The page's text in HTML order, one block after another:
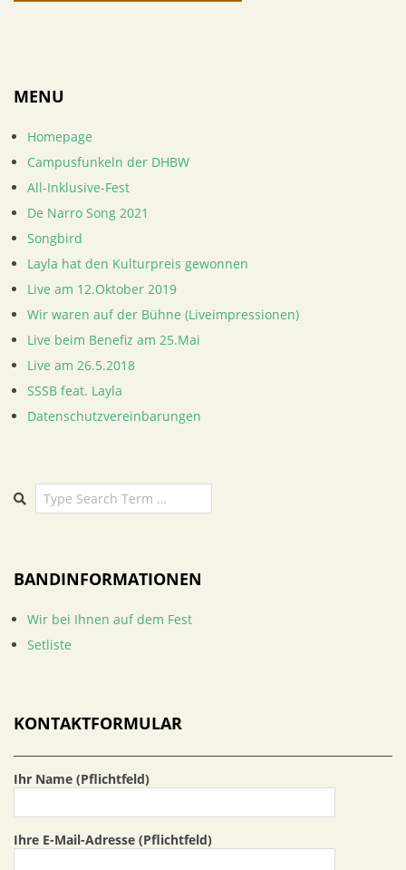
MENU
Homepage
Campusfunkeln der DHBW
All-Inklusive-Fest
De Narro Song 2021
Songbird
Layla hat den Kulturpreis gewonnen
Live am 12.Oktober 2019
Wir waren auf der Bühne (Liveimpressionen)
Live beim Benefiz am 25.Mai
Live am 26.5.2018
SSSB feat. Layla
Datenschutzvereinbarungen
Search
BANDINFORMATIONEN
Wir bei Ihnen auf dem Fest
Setliste
KONTAKTFORMULAR
Ihr Name (Pflichtfeld)
Ihre E-Mail-Adresse (Pflichtfeld)